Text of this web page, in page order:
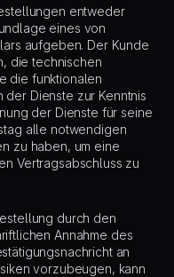
entweder
eines von
aufgeben. Der Kunde
die technischen
die funktionalen
Dienste zur Kenntnis
der Dienste für seine
alle notwendigen
zu haben, um eine
Vertragsabschluss zu
durch den
Annahme des
an
vorzubeugen, kann